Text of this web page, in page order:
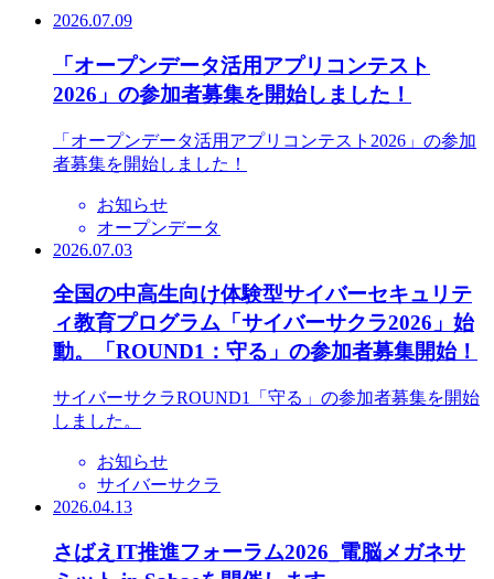
2026.07.09
「オープンデータ活用アプリコンテスト
2026」の参加者募集を開始しました！
「オープンデータ活用アプリコンテスト2026」の参加
者募集を開始しました！
お知らせ
オープンデータ
2026.07.03
全国の中高生向け体験型サイバーセキュリテ
ィ教育プログラム「サイバーサクラ2026」始
動。「ROUND1：守る」の参加者募集開始！
サイバーサクラROUND1「守る」の参加者募集を開始
しました。
お知らせ
サイバーサクラ
2026.04.13
さばえIT推進フォーラム2026_電脳メガネサ